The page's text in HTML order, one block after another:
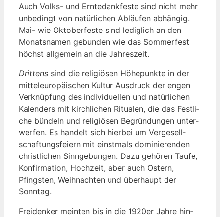
Auch Volks- und Ern­te­dank­fes­te sind nicht mehr
unbe­dingt von natür­li­chen Abläu­fen abhän­gig.
Mai- wie Okto­ber­fes­te sind ledig­lich an den
Monats­na­men gebun­den wie das Som­mer­fest
höchst all­ge­mein an die Jahreszeit.
Drit­tens sind die reli­giö­sen Höhe­punk­te in der
mit­tel­eu­ro­päi­schen Kul­tur Aus­druck der engen
Ver­knüp­fung des indi­vi­du­el­len und natür­li­chen
Kalen­ders mit kirch­li­chen Ritua­len, die das Fest­li­
che bün­deln und reli­giö­sen Begrün­dun­gen unter­
wer­fen. Es han­delt sich hier­bei um Ver­ge­sell­
schaf­tungs­fei­ern mit einst­mals domi­nie­ren­den
christ­li­chen Sinn­ge­bun­gen. Dazu gehö­ren Tau­fe,
Kon­fir­ma­ti­on, Hoch­zeit, aber auch Ostern,
Pfings­ten, Weih­nach­ten und über­haupt der
Sonntag.
Frei­den­ker mein­ten bis in die 1920er Jah­re hin­